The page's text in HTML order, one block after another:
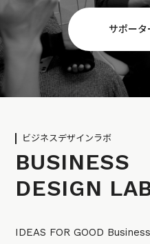
サポータ
ビジネスデザインラボ
BUSINESS
DESIGN
IDEAS FOR GOOD